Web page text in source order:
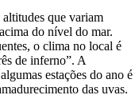
que variam
do nível do mar.
o clima no local é
de inferno”. A
estações do ano é
das uvas.